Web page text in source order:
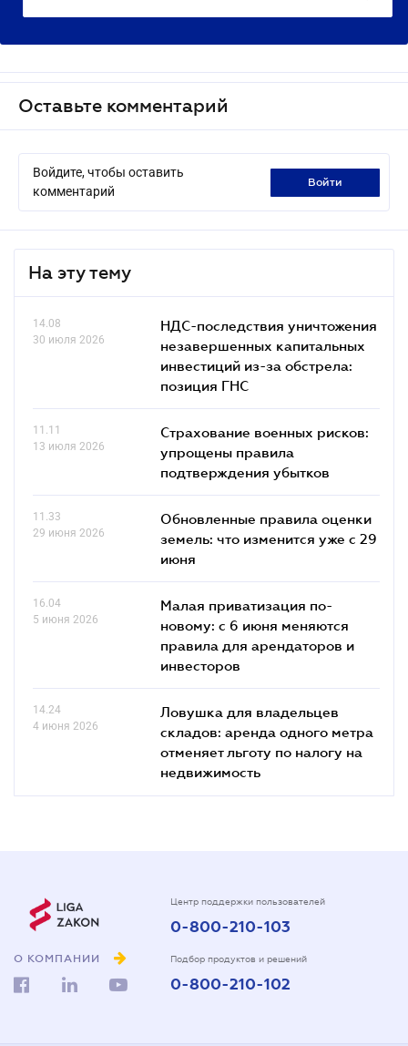
Оставьте комментарий
Войдите, чтобы оставить
комментарий
войти
На эту тему
14.08
30 июля 2026
НДС-последствия уничтожения
незавершенных капитальных
инвестиций из-за обстрела:
позиция ГНС
11.11
13 июля 2026
Страхование военных рисков:
упрощены правила
подтверждения убытков
11.33
29 июня 2026
Обновленные правила оценки
земель: что изменится уже с 29
июня
16.04
5 июня 2026
Малая приватизация по-
новому: с 6 июня меняются
правила для арендаторов и
инвесторов
14.24
4 июня 2026
Ловушка для владельцев
складов: аренда одного метра
отменяет льготу по налогу на
недвижимость
О КОМПАНИИ
Центр поддержки пользователей
0-800-210-103
Подбор продуктов и решений
0-800-210-102